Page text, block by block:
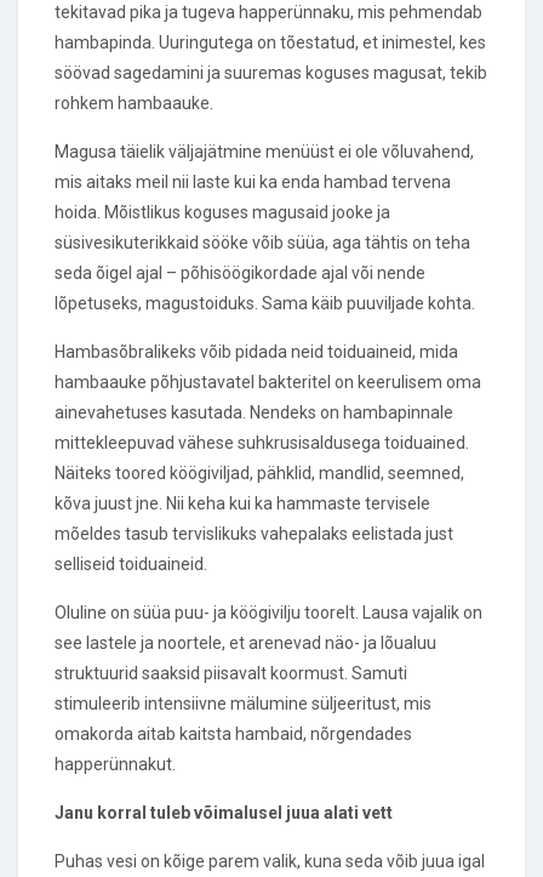
tekitavad pika ja tugeva happerünnaku, mis pehmendab
hambapinda. Uuringutega on tõestatud, et inimestel, kes
söövad sagedamini ja suuremas koguses magusat, tekib
rohkem hambaauke.
Magusa täielik väljajätmine menüüst ei ole võluvahend,
mis aitaks meil nii laste kui ka enda hambad tervena
hoida. Mõistlikus koguses magusaid jooke ja
süsivesikuterikkaid sööke võib süüa, aga tähtis on teha
seda õigel ajal – põhisöögikordade ajal või nende
lõpetuseks, magustoiduks. Sama käib puuviljade kohta.
Hambasõbralikeks võib pidada neid toiduaineid, mida
hambaauke põhjustavatel bakteritel on keerulisem oma
ainevahetuses kasutada. Nendeks on hambapinnale
mittekleepuvad vähese suhkrusisaldusega toiduained.
Näiteks toored köögiviljad, pähklid, mandlid, seemned,
kõva juust jne. Nii keha kui ka hammaste tervisele
mõeldes tasub tervislikuks vahepalaks eelistada just
selliseid toiduaineid.
Oluline on süüa puu- ja köögivilju toorelt. Lausa vajalik on
see lastele ja noortele, et arenevad näo- ja lõualuu
struktuurid saaksid piisavalt koormust. Samuti
stimuleerib intensiivne mälumine süljeeritust, mis
omakorda aitab kaitsta hambaid, nõrgendades
happerünnakut.
Janu korral tuleb võimalusel juua alati vett
Puhas vesi on kõige parem valik, kuna seda võib juua igal